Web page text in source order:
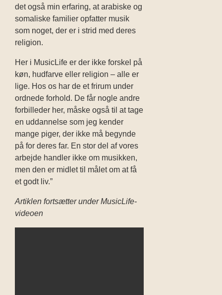
det også min erfaring, at arabiske og
somaliske familier opfatter musik
som noget, der er i strid med deres
religion.
Her i MusicLife er der ikke forskel på
køn, hudfarve eller religion – alle er
lige. Hos os har de et frirum under
ordnede forhold. De får nogle andre
forbilleder her, måske også til at tage
en uddannelse som jeg kender
mange piger, der ikke må begynde
på for deres far. En stor del af vores
arbejde handler ikke om musikken,
men den er midlet til målet om at få
et godt liv.”
Artiklen fortsætter under MusicLife-
videoen